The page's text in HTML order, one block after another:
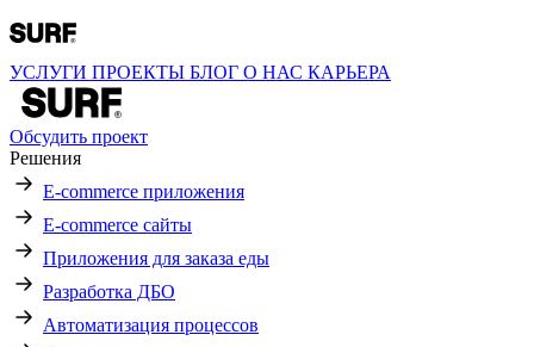
УСЛУГИ ПРОЕКТЫ БЛОГ О НАС КАРЬЕРА
Обсудить проект
Решения
E-commerce приложения
E-commerce сайты
Приложения для заказа еды
Разработка ДБО
Автоматизация процессов